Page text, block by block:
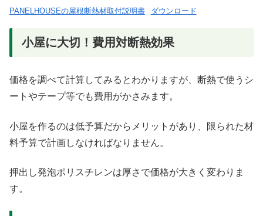
PANELHOUSEの屋根断熱材取付説明書 ダウンロード
小屋に大切！費用対断熱効果
価格を調べて計算してみるとわかりますが、断熱で使うシ
ートやテープ等でも費用がかさみます。
小屋を作るのは低予算だからメリットがあり、限られた材
料予算で計画しなければなりません。
押出し発泡ポリスチレンは厚さで価格が大きく変わりま
す。